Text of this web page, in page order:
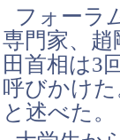
フォーラ
専門家、
田首相は3
呼びかけ
と述べた。